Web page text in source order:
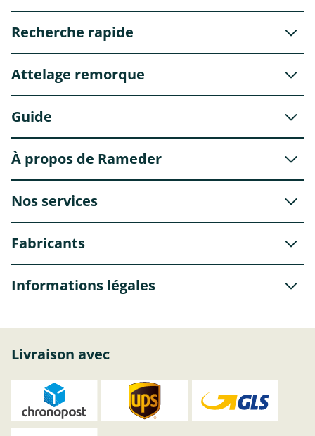
Recherche rapide
Attelage remorque
Guide
À propos de Rameder
Nos services
Fabricants
Informations légales
Livraison avec